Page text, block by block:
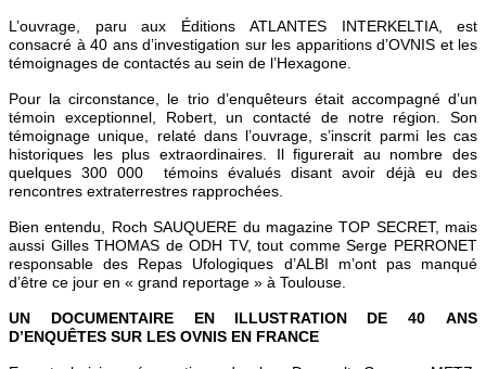
L’ouvrage, paru aux Éditions ATLANTES INTERKELTIA, est
consacré à 40 ans d’investigation sur les apparitions d’OVNIS et les
témoignages de contactés au sein de l’Hexagone.
Pour la circonstance, le trio d’enquêteurs était accompagné d’un
témoin exceptionnel, Robert, un contacté de notre région. Son
témoignage unique, relaté dans l’ouvrage, s’inscrit parmi les cas
historiques les plus extraordinaires. Il figurerait au nombre des
quelques 300 000 témoins évalués disant avoir déjà eu des
rencontres extraterrestres rapprochées.
Bien entendu, Roch SAUQUERE du magazine TOP SECRET, mais
aussi Gilles THOMAS de ODH TV, tout comme Serge PERRONET
responsable des Repas Ufologiques d’ALBI m’ont pas manqué
d’être ce jour en « grand reportage » à Toulouse.
UN DOCUMENTAIRE EN ILLUSTRATION DE 40 ANS
D’ENQUÊTES SUR LES OVNIS EN FRANCE